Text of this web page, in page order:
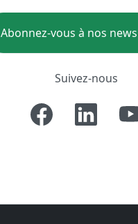
Abonnez-vous à nos
Suivez-nous